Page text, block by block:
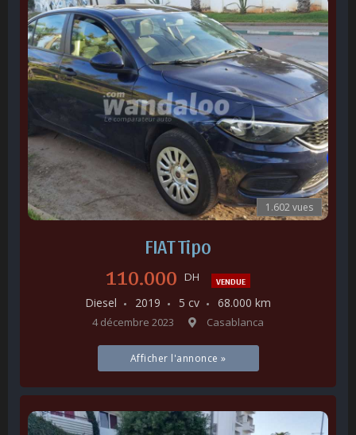
1.602 vues
FIAT Tipo
110.000 DH VENDUE
Diesel 2019 5 cv 68.000 km
4 décembre 2023 Casablanca
Afficher l'annonce »